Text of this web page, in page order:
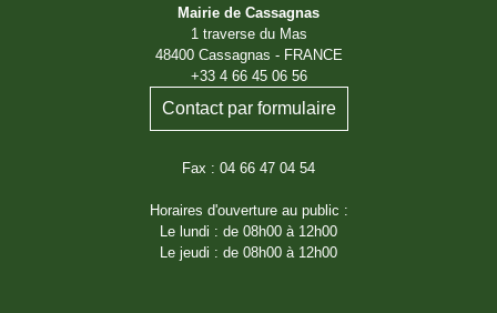
Mairie de Cassagnas
1 traverse du Mas
48400 Cassagnas - FRANCE
+33 4 66 45 06 56
Contact par formulaire
Fax : 04 66 47 04 54
Horaires d'ouverture au public :
Le lundi : de 08h00 à 12h00
Le jeudi : de 08h00 à 12h00